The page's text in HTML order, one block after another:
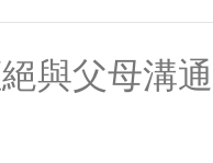
與父母溝